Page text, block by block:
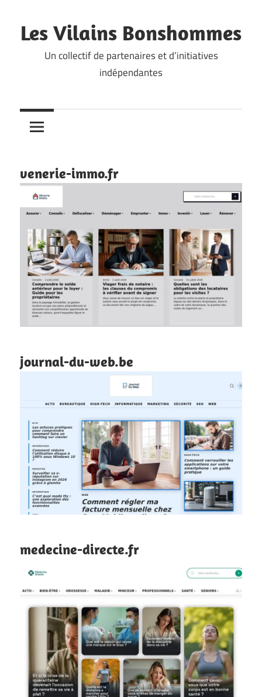
to
content
Les Vilains Bonshommes
Un collectif de partenaires et d’initiatives
indépendantes
venerie-immo.fr
journal-du-web.be
medecine-directe.fr